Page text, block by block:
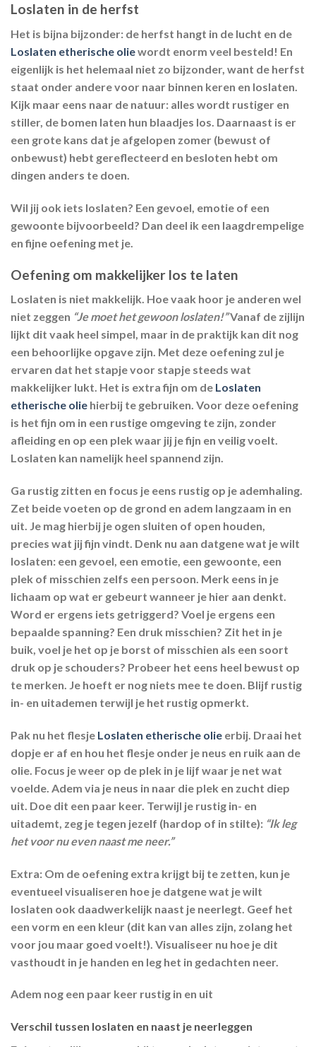
Loslaten in de herfst
Het is bijna bijzonder: de herfst hangt in de lucht en de
Loslaten etherische oliewordt enorm veel besteld! En
eigenlijk is het helemaal niet zo bijzonder, want de herfst
staat onder andere voor naar binnen keren en loslaten.
Kijk maar eens naar de natuur: alles wordt rustiger en
stiller, de bomen laten hun blaadjes los. Daarnaast is er
een grote kans dat je afgelopen zomer (bewust of
onbewust) hebt gereflecteerd en besloten hebt om
dingen anders te doen.
Wil jij ook iets loslaten? Een gevoel, emotie of een
gewoonte bijvoorbeeld? Dan deel ik een laagdrempelige
en fijne oefening met je.
Oefening om makkelijker los te laten
Loslaten is niet makkelijk. Hoe vaak hoor je anderen wel
niet zeggen “Je moet het gewoon loslaten!”Vanaf de zijlijn
lijkt dit vaak heel simpel, maar in de praktijk kan dit nog
een behoorlijke opgave zijn. Met deze oefening zul je
ervaren dat het stapje voor stapje steeds wat
makkelijker lukt. Het is extra fijn om de Loslaten
etherische olie hierbij te gebruiken. Voor deze oefening
is het fijn om in een rustige omgeving te zijn, zonder
afleiding en op een plek waar jij je fijn en veilig voelt.
Loslaten kan namelijk heel spannend zijn.
Ga rustig zitten en focus je eens rustig op je ademhaling.
Zet beide voeten op de grond en adem langzaam in en
uit. Je mag hierbij je ogen sluiten of open houden,
precies wat jij fijn vindt. Denk nu aan datgene wat je wilt
loslaten: een gevoel, een emotie, een gewoonte, een
plek of misschien zelfs een persoon. Merk eens in je
lichaam op wat er gebeurt wanneer je hier aan denkt.
Word er ergens iets getriggerd? Voel je ergens een
bepaalde spanning? Een druk misschien? Zit het in je
buik, voel je het op je borst of misschien als een soort
druk op je schouders? Probeer het eens heel bewust op
te merken. Je hoeft er nog niets mee te doen. Blijf rustig
in- en uitademen terwijl je het rustig opmerkt.
Pak nu het flesje Loslaten etherische olie erbij. Draai het
dopje er af en hou het flesje onder je neus en ruik aan de
olie. Focus je weer op de plek in je lijf waar je net wat
voelde. Adem via je neus in naar die plek en zucht diep
uit. Doe dit een paar keer. Terwijl je rustig in- en
uitademt, zeg je tegen jezelf (hardop of in stilte): “Ik leg
het voor nu even naast me neer.”
Extra: Om de oefening extra krijgt bij te zetten, kun je
eventueel visualiseren hoe je datgene wat je wilt
loslaten ook daadwerkelijk naast je neerlegt. Geef het
een vorm en een kleur (dit kan van alles zijn, zolang het
voor jou maar goed voelt!). Visualiseer nu hoe je dit
vasthoudt in je handen en leg het in gedachten neer.
Adem nog een paar keer rustig in en uit
Verschil tussen loslaten en naast je neerleggen